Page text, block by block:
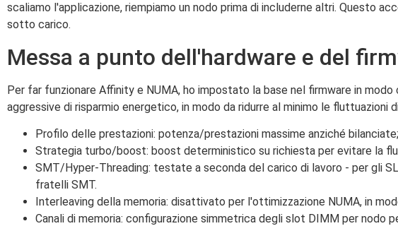
scaliamo l'applicazione, riempiamo un nodo prima di includerne altri. Questo
sotto carico.
Messa a punto dell'hardware e del
Per far funzionare Affinity e NUMA, ho impostato la base nel firmware in
aggressive di risparmio energetico, in modo da ridurre al minimo le
Profilo delle prestazioni: potenza/prestazioni massime anziché
Strategia turbo/boost: boost deterministico su richiesta per evitare la
SMT/Hyper-Threading: testate a seconda del carico di lavoro - per gli
fratelli SMT.
Interleaving della memoria: disattivato per l'ottimizzazione NUMA, in
Canali di memoria: configurazione simmetrica degli slot DIMM per nodo